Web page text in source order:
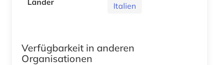
Italien
Verfügbarkeit in anderen
Organisationen